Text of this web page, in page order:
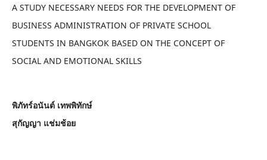
A STUDY NECESSARY NEEDS FOR THE DEVELOPMENT OF
BUSINESS ADMINISTRATION OF PRIVATE SCHOOL
STUDENTS IN BANGKOK BASED ON THE CONCEPT OF
SOCIAL AND EMOTIONAL SKILLS
พิภัทร์อนันต์ เทพพิทักษ์
สุกัญญา แช่มช้อย